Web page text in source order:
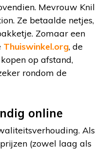
Mevrouw Knil
Ze betaalde netjes,
Zomaar een
Thuiswinkel.org, de
op afstand,
rondom de
online
Als
(zowel laag als